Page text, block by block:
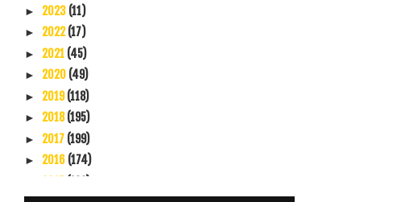
► 2023 (11)
► 2022(17)
► 2021 (45)
► 2020 (49)
► 2019(118)
► 2018(195)
► 2017 (199)
► 2016 (174)